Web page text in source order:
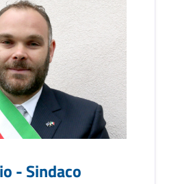
- Sindaco